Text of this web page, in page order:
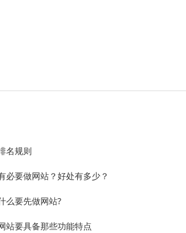
名规则
必要做网站？好处有多少？
么要先做网站?
站要具备那些功能特点